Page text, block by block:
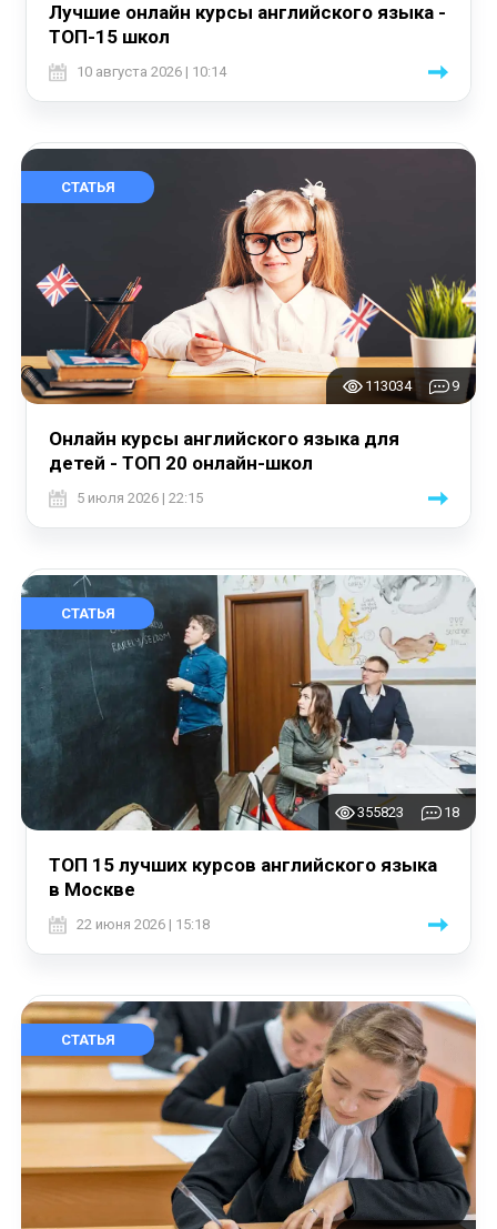
Лучшие онлайн курсы английского языка -
ТОП-15 школ
10 августа 2026 | 10:14
СТАТЬЯ
113034 9
Онлайн курсы английского языка для
детей - ТОП 20 онлайн-школ
5 июля 2026 | 22:15
СТАТЬЯ
355823 18
ТОП 15 лучших курсов английского языка
в Москве
22 июня 2026 | 15:18
СТАТЬЯ